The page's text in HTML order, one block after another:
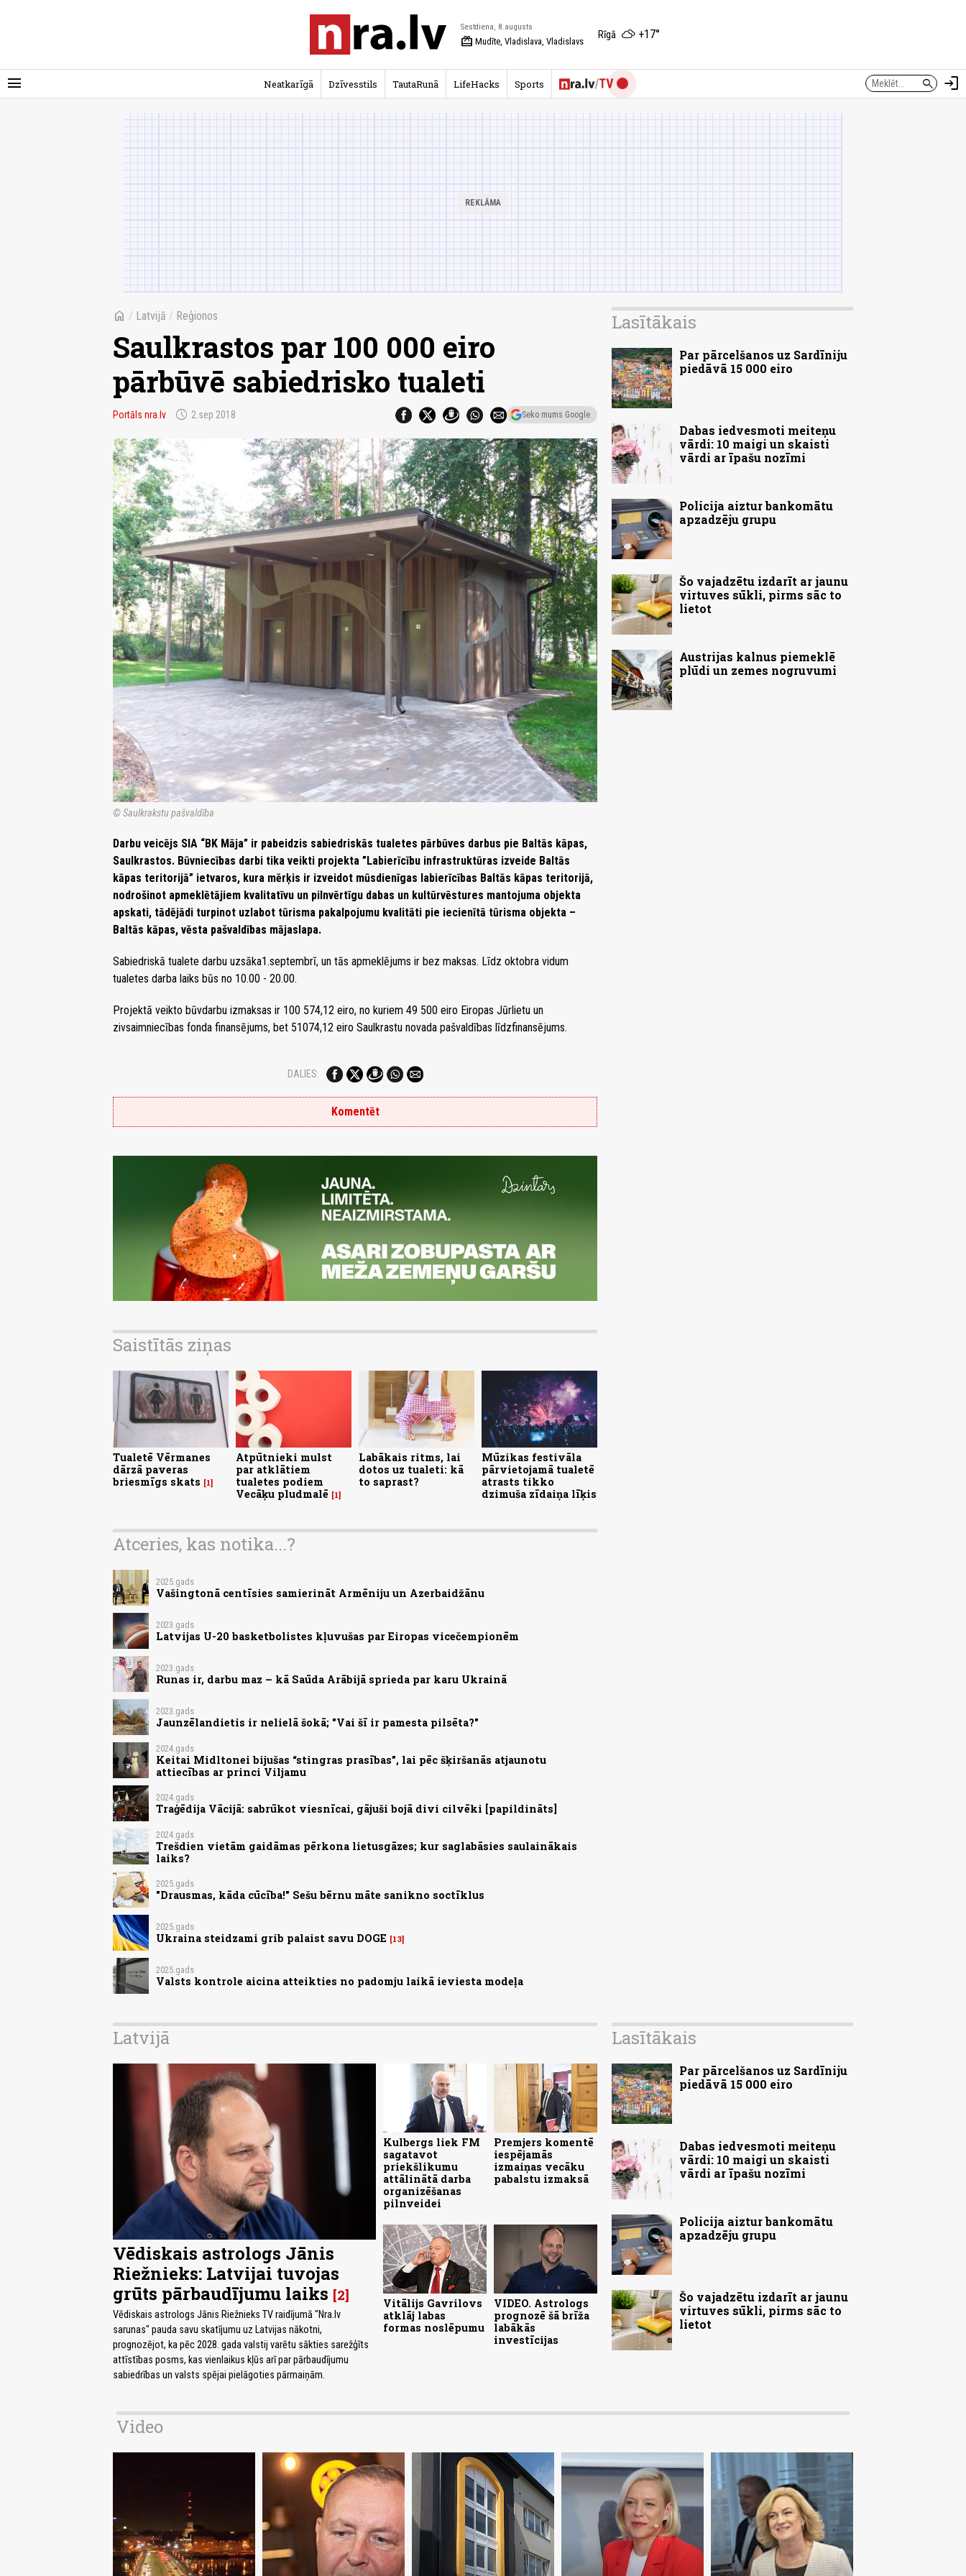
menu
Sestdiena, 8.augusts
redeem Mudīte, Vladislava, Vladislavs
Rīgā +17°
search login
Neatkarīgā Dzīvesstils TautaRunā LifeHacks Sports
home / Latvijā / Reģionos
Saulkrastos par 100 000 eiro
pārbūvē sabiedrisko tualeti
Portāls nra.lv schedule 2.sep 2018 Seko mums Google
© Saulkrakstu pašvaldība
Darbu veicējs SIA “BK Māja” ir pabeidzis sabiedriskās tualetes pārbūves darbus pie Baltās kāpas,
Saulkrastos. Būvniecības darbi tika veikti projekta ”Labierīcību infrastruktūras izveide Baltās
kāpas teritorijā” ietvaros, kura mērķis ir izveidot mūsdienīgas labierīcības Baltās kāpas teritorijā,
nodrošinot apmeklētājiem kvalitatīvu un pilnvērtīgu dabas un kultūrvēstures mantojuma objekta
apskati, tādējādi turpinot uzlabot tūrisma pakalpojumu kvalitāti pie iecienītā tūrisma objekta –
Baltās kāpas, vēsta pašvaldības mājaslapa.
Sabiedriskā tualete darbu uzsāka1.septembrī, un tās apmeklējums ir bez maksas. Līdz oktobra vidum
tualetes darba laiks būs no 10.00 - 20.00.
Projektā veikto būvdarbu izmaksas ir 100 574,12 eiro, no kuriem 49 500 eiro Eiropas Jūrlietu un
zivsaimniecības fonda finansējums, bet 51074,12 eiro Saulkrastu novada pašvaldības līdzfinansējums.
DALIES:
Komentēt
Saistītās ziņas
Tualetē Vērmanes
dārzā paveras
briesmīgs skats
1
Atpūtnieki mulst
par atklātiem
tualetes podiem
Vecāķu pludmalē
1
Labākais ritms, lai
dotos uz tualeti: kā
to saprast?
Mūzikas festivāla
pārvietojamā tualetē
atrasts tikko
dzimuša zīdaiņa līķis
Atceries, kas notika...?
2025.gads
Vašingtonā centīsies samierināt Armēniju un Azerbaidžānu
2023.gads
Latvijas U-20 basketbolistes kļuvušas par Eiropas vicečempionēm
2023.gads
Runas ir, darbu maz – kā Saūda Arābijā sprieda par karu Ukrainā
2023.gads
Jaunzēlandietis ir nelielā šokā; "Vai šī ir pamesta pilsēta?"
2024.gads
Keitai Midltonei bijušas “stingras prasības”, lai pēc šķiršanās atjaunotu
attiecības ar princi Viljamu
2024.gads
Traģēdija Vācijā: sabrūkot viesnīcai, gājuši bojā divi cilvēki [papildināts]
2024.gads
Trešdien vietām gaidāmas pērkona lietusgāzes; kur saglabāsies saulainākais
laiks?
2025.gads
"Drausmas, kāda cūcība!" Sešu bērnu māte sanikno soctīklus
2025.gads
Ukraina steidzami grib palaist savu DOGE 13
2025.gads
Valsts kontrole aicina atteikties no padomju laikā ieviesta modeļa
Lasītākais
Par pārcelšanos uz Sardīniju
piedāvā 15 000 eiro
Dabas iedvesmoti meiteņu
vārdi: 10 maigi un skaisti
vārdi ar īpašu nozīmi
Policija aiztur bankomātu
apzadzēju grupu
Šo vajadzētu izdarīt ar jaunu
virtuves sūkli, pirms sāc to
lietot
Austrijas kalnus piemeklē
plūdi un zemes nogruvumi
Latvijā
Vēdiskais astrologs Jānis
Riežnieks: Latvijai tuvojas
grūts pārbaudījumu laiks 2
Vēdiskais astrologs Jānis Riežnieks TV raidījumā "Nra.lv
sarunas" pauda savu skatījumu uz Latvijas nākotni,
prognozējot, ka pēc 2028. gada valstij varētu sākties sarežģīts
attīstības posms, kas vienlaikus kļūs arī par pārbaudījumu
sabiedrības un valsts spējai pielāgoties pārmaiņām.
Kulbergs liek FM
sagatavot
priekšlikumu
attālinātā darba
organizēšanas
pilnveidei
Premjers komentē
iespējamās
izmaiņas vecāku
pabalstu izmaksā
Vitālijs Gavrilovs
atklāj labas
formas noslēpumu
VIDEO. Astrologs
prognozē šā brīža
labākās
investīcijas
Lasītākais
Par pārcelšanos uz Sardīniju
piedāvā 15 000 eiro
Dabas iedvesmoti meiteņu
vārdi: 10 maigi un skaisti
vārdi ar īpašu nozīmi
Policija aiztur bankomātu
apzadzēju grupu
Šo vajadzētu izdarīt ar jaunu
virtuves sūkli, pirms sāc to
lietot
Video